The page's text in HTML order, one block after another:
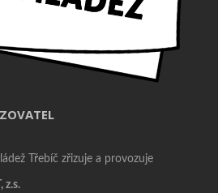
Třebíč zřizuje a provozuje
z.s.